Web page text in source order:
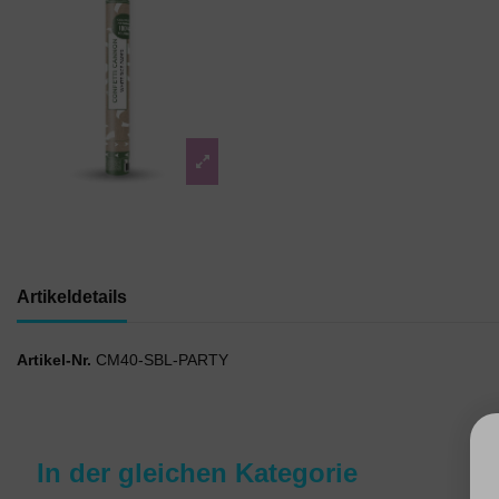
Artikeldetails
Artikel-Nr. CM40-SBL-PARTY
In der gleichen Kategorie